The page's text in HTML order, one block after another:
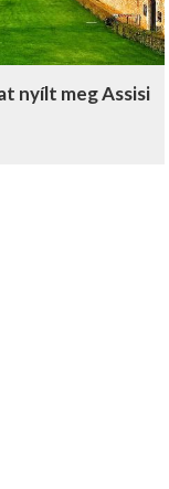
nyílt meg Assisi